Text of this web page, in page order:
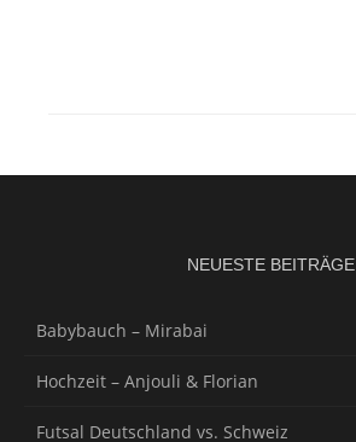
NEUESTE BEITRÄGE
Babybauch – Mirabai
Hochzeit – Anjouli & Florian
Futsal Deutschland vs. Schweiz